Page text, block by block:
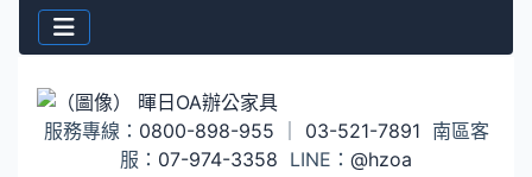
服務專線： 0800-898-955 03-521-7891 南區客
服： 07-974-3358 LINE： @hzoa